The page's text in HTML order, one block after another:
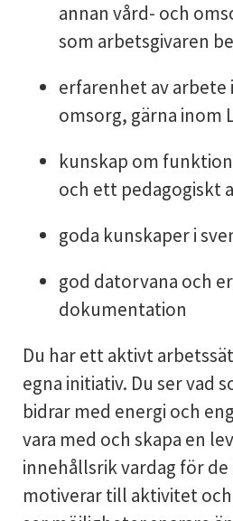
annan vård- och
som arbetsgivaren
erfarenhet av arbete
omsorg, gärna inom
kunskap om
och ett pedagogiskt
goda kunskaper i
god datorvana och
dokumentation
Du har ett aktivt
egna initiativ. Du ser vad
bidrar med energi och
vara med och skapa en
innehållsrik vardag för de
motiverar till aktivitet